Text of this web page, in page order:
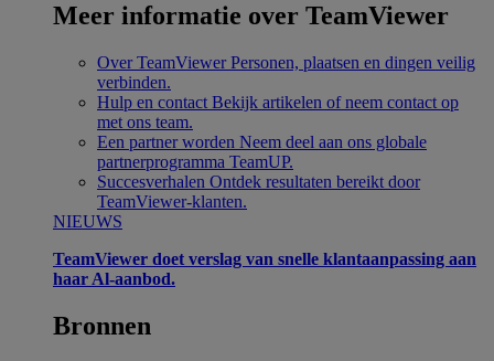
Meer informatie over TeamViewer
Over TeamViewer Personen, plaatsen en dingen veilig
verbinden.
Hulp en contact Bekijk artikelen of neem contact op
met ons team.
Een partner worden Neem deel aan ons globale
partnerprogramma TeamUP.
Succesverhalen Ontdek resultaten bereikt door
TeamViewer-klanten.
NIEUWS
TeamViewer doet verslag van snelle klantaanpassing aan
haar Al-aanbod.
Bronnen